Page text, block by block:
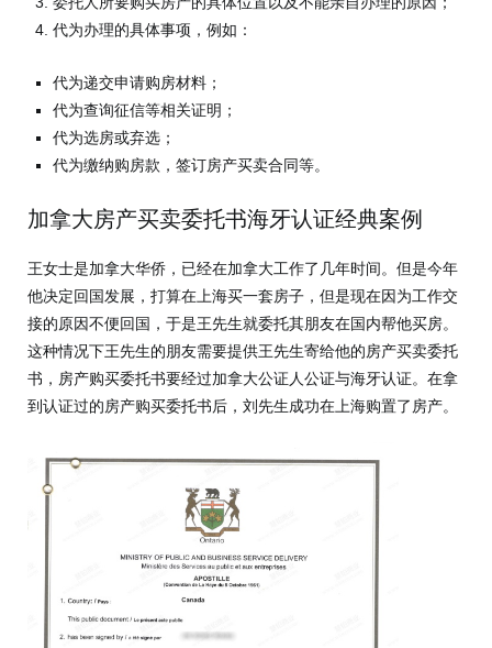
代为办理的具体事项，例如：
代为递交申请购房材料；
代为查询征信等相关证明；
代为选房或弃选；
代为缴纳购房款，签订房产买卖合同等。
加拿大房产买卖委托书海牙认证经典案例
王女士是加拿大华侨，已经在加拿大工作了几年时间。但是今年
他决定回国发展，打算在上海买一套房子，但是现在因为工作交
接的原因不便回国，于是王先生就委托其朋友在国内帮他买房。
这种情况下王先生的朋友需要提供王先生寄给他的房产买卖委托
书，房产购买委托书要经过加拿大公证人公证与海牙认证。在拿
到认证过的房产购买委托书后，刘先生成功在上海购置了房产。